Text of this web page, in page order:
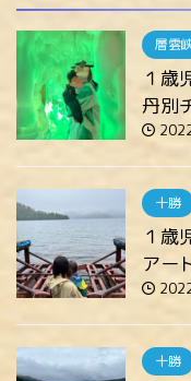
層雲
１歳
丹別
十勝
１歳
アー
十勝